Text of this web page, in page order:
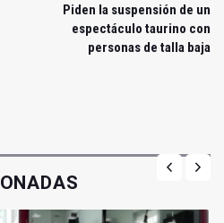
Piden la suspensión de un
espectáculo taurino con
personas de talla baja